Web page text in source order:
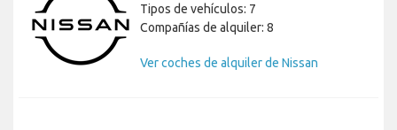
Tipos de vehículos: 7
Compañías de alquiler: 8
Ver coches de alquiler de Nissan